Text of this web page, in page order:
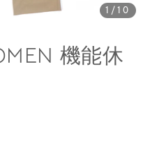
1 /10
機能休